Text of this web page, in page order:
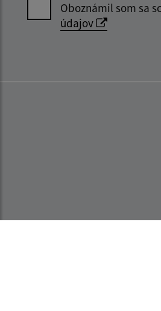
Oboznámil som sa
údajov